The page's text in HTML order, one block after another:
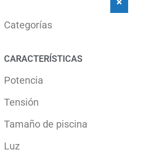
Categorías
CARACTERÍSTICAS
Potencia
Tensión
Tamaño de piscina
Luz